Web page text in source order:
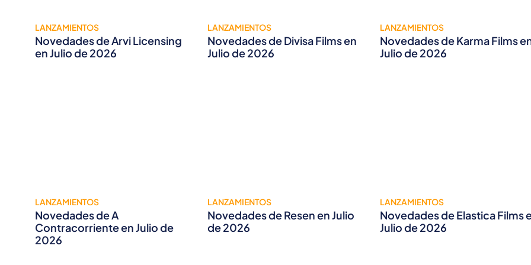
LANZAMIENTOS
Novedades de Arvi Licensing
en Julio de 2026
LANZAMIENTOS
Novedades de Divisa Films en
Julio de 2026
LANZAMIENTOS
Novedades de Karma Films
Julio de 2026
LANZAMIENTOS
Novedades de A
Contracorriente en Julio de
2026
LANZAMIENTOS
Novedades de Resen en Julio
de 2026
LANZAMIENTOS
Novedades de Elastica Films
Julio de 2026